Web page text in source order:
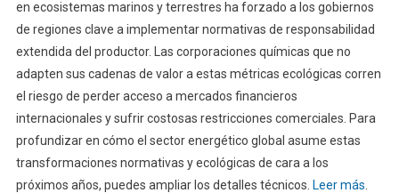
en ecosistemas marinos y terrestres ha forzado a los gobiernos
de regiones clave a implementar normativas de responsabilidad
extendida del productor. Las corporaciones químicas que no
adapten sus cadenas de valor a estas métricas ecológicas corren
el riesgo de perder acceso a mercados financieros
internacionales y sufrir costosas restricciones comerciales. Para
profundizar en cómo el sector energético global asume estas
transformaciones normativas y ecológicas de cara a los
próximos años, puedes ampliar los detalles técnicos. Leer más